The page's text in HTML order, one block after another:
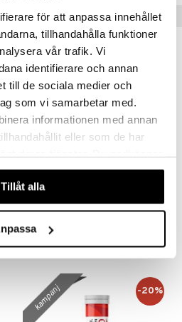
för att anpassa innehållet
tillhandahålla funktioner
vår trafik. Vi
identifierare och annan
till de sociala medier och
som vi samarbetar med.
informationen med annan
eller som de har
av vår webbplats.
Tillåt alla
produkter
HELHETSHÄLSA
156
kampanj -20%